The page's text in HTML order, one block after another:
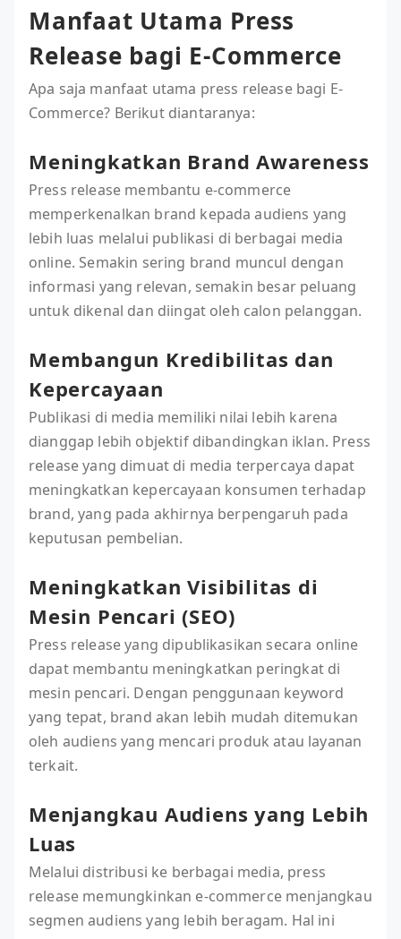
Manfaat Utama Press
Release bagi E-Commerce
Apa saja manfaat utama press release bagi E-
Commerce? Berikut diantaranya:
Meningkatkan Brand Awareness
Press release membantu e-commerce
memperkenalkan brand kepada audiens yang
lebih luas melalui publikasi di berbagai media
online. Semakin sering brand muncul dengan
informasi yang relevan, semakin besar peluang
untuk dikenal dan diingat oleh calon pelanggan.
Membangun Kredibilitas dan
Kepercayaan
Publikasi di media memiliki nilai lebih karena
dianggap lebih objektif dibandingkan iklan. Press
release yang dimuat di media terpercaya dapat
meningkatkan kepercayaan konsumen terhadap
brand, yang pada akhirnya berpengaruh pada
keputusan pembelian.
Meningkatkan Visibilitas di
Mesin Pencari (SEO)
Press release yang dipublikasikan secara online
dapat membantu meningkatkan peringkat di
mesin pencari. Dengan penggunaan keyword
yang tepat, brand akan lebih mudah ditemukan
oleh audiens yang mencari produk atau layanan
terkait.
Menjangkau Audiens yang Lebih
Luas
Melalui distribusi ke berbagai media, press
release memungkinkan e-commerce menjangkau
segmen audiens yang lebih beragam. Hal ini